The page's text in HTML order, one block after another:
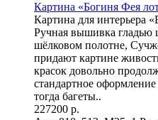
Картина «Богиня Фея
Картина для интерьера
Ручная вышивка
шёлковом полотне,
придают картине
красок довольно
стандартное
тогда багеты..
227200 р.